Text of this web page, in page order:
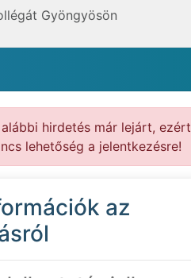
Gyöngyösön
hirdetés már lejárt, ezért
lehetőség a jelentkezésre!
az